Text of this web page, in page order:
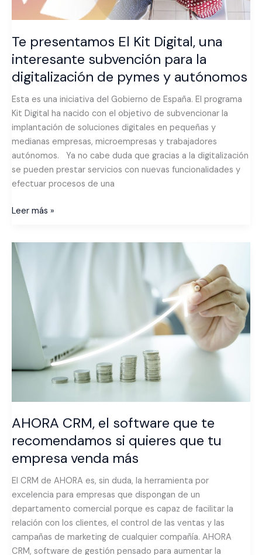
Te presentamos El Kit Digital, una
interesante subvención para la
digitalización de pymes y autónomos
Esta es una iniciativa del Gobierno de España. El programa
Kit Digital ha nacido con el objetivo de subvencionar la
implantación de soluciones digitales en pequeñas y
medianas empresas, microempresas y trabajadores
autónomos. Ya no cabe duda que gracias a la digitalización
se pueden prestar servicios con nuevas funcionalidades y
efectuar procesos de una
digitalización
de
pymes
y
autónomos
Leer más »
AHORA CRM, el software que te
recomendamos si quieres que tu
empresa venda más
El CRM de AHORA es, sin duda, la herramienta por
excelencia para empresas que dispongan de un
departamento comercial porque es capaz de facilitar la
relación con los clientes, el control de las ventas y las
campañas de marketing de cualquier compañía. AHORA
CRM, software de gestión pensado para aumentar la
AHORA
CRM,
software
recomendamos
que
empresa
venda
más